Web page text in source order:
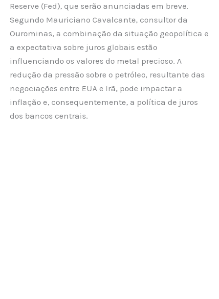
Reserve (Fed), que serão anunciadas em breve.
Segundo Mauriciano Cavalcante, consultor da
Ourominas, a combinação da situação geopolítica e
a expectativa sobre juros globais estão
influenciando os valores do metal precioso. A
redução da pressão sobre o petróleo, resultante das
negociações entre EUA e Irã, pode impactar a
inflação e, consequentemente, a política de juros
dos bancos centrais.